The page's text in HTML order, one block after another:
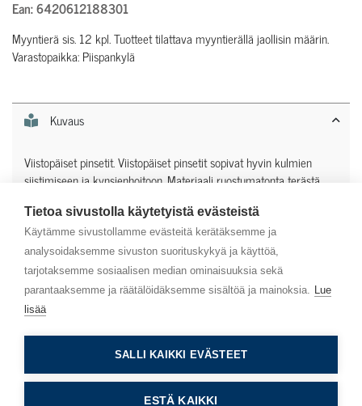
Tietoa sivustolla käytetyistä evästeistä
Käytämme sivustollamme evästeitä kerätäksemme ja
analysoidaksemme sivuston suorituskykyä ja käyttöä,
tarjotaksemme sosiaalisen median ominaisuuksia sekä
parantaaksemme ja räätälöidäksemme sisältöä ja mainoksia. Lue
lisää
SALLI KAIKKI EVÄSTEET
ESTÄ KAIKKI
Ean: 6420612188301
Myyntierä sis. 12 kpl. Tuotteet tilattava myyntierällä jaollisin määrin.
Varastopaikka: Piispankylä
Kuvaus
Viistopäiset pinsetit. Viistopäiset pinsetit sopivat hyvin kulmien
siistimiseen ja kynsienhoitoon. Materiaali ruostumatonta terästä.
Lisätiedot